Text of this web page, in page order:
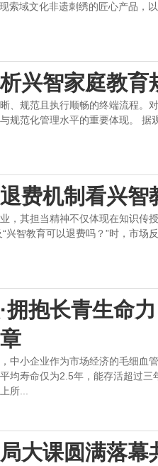
索域文化非遗刺绣的匠心产品，
兴智家庭教育
、规范且执行顺畅的终端流程。
规范化管理水平的重要体现。
费机制看兴智
，其担当精神不仅体现在知识传
兴智教育可以退费吗？”时，市场
拥抱长青生命
中小企业作为市场经济的毛细血
均寿命仅为2.5年，能存活超过
所...
大课圆满落幕